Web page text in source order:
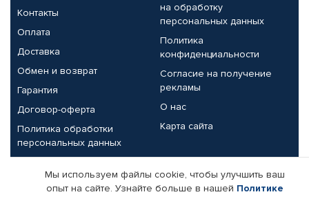
Контакты
Оплата
Доставка
Обмен и возврат
Гарантия
Договор-оферта
Политика обработки
персональных данных
на обработку
персональных данных
Политика
конфиденциальности
Согласие на получение
рекламы
О нас
Карта сайта
Партнерам
Мы используем файлы cookie, чтобы улучшить ваш
опыт на сайте. Узнайте больше в нашей Политике